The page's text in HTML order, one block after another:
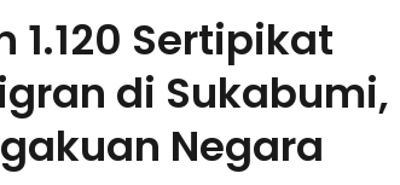
1.120 Sertipikat
di Sukabumi,
Negara